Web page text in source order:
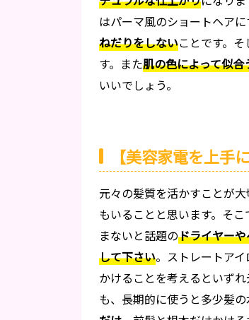
はパーマ風のショートヘア
ねだりをしないことです。そ
す。また肌の色によって似
いいでしょう。
【美容家電を上手
元々の髪質を活かすことが
もいることと思います。そ
まないと話題のドライヤー
して下さい。ストレートア
かけることを考えるといず
も、長期的に使うと多少髪